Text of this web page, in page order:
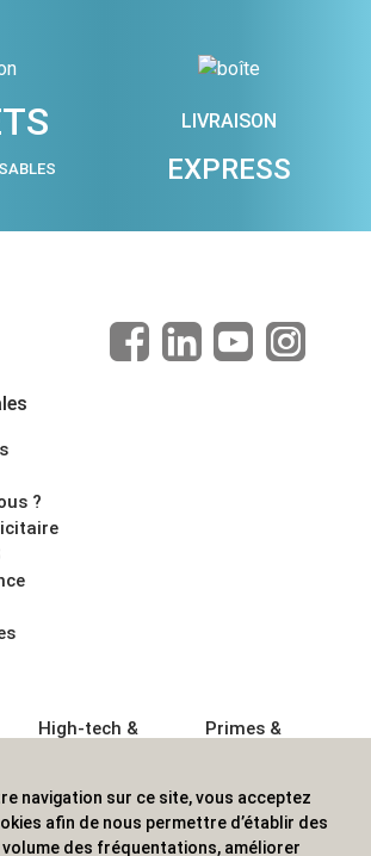
LIVRAISON
EXPRESS
?
High-tech &
Sport &
Outdoor
Primes &
Boisson
Textile &
navigation sur ce site, vous acceptez
afin de nous permettre d’établir des
des fréquentations, améliorer